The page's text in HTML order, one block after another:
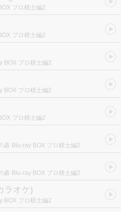
プロ棋士編2
プロ棋士編2
BOX プロ棋士編2
BOX プロ棋士編2
プロ棋士編2
碁 Blu-ray BOX プロ棋士編2
碁 Blu-ray BOX プロ棋士編2
ラオケ)
BOX プロ棋士編2